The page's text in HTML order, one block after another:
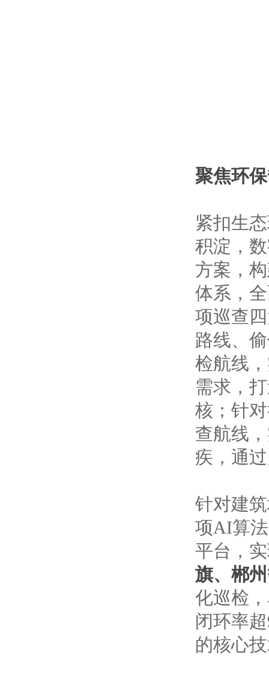
聚焦环
紧扣生
积淀，
方案，
体系，
项巡查
路线、
检航线
需求，
核；针
查航线
疾，通
针对建
项AI算
平台，
旗、郴
化巡检
闭环率
的核心